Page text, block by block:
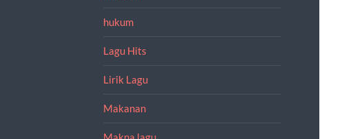
hukum
Lagu Hits
Lirik Lagu
Makanan